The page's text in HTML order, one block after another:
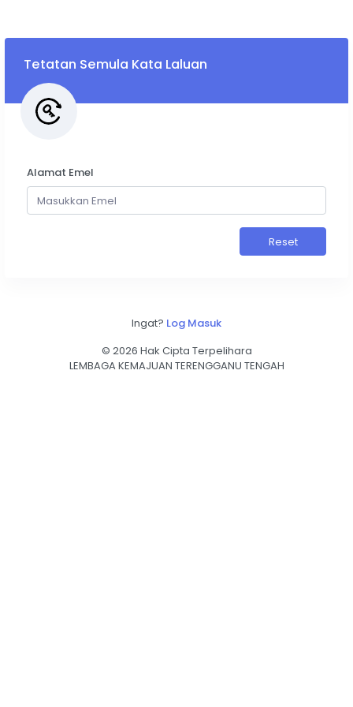
Tetatan Semula Kata Laluan
Alamat Emel
Reset
Ingat? Log Masuk
© 2026 Hak Cipta Terpelihara
LEMBAGA KEMAJUAN TERENGGANU TENGAH